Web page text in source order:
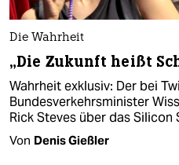
Die Wahrheit
„Die Zukunft heißt
Wahrheit exklusiv: Der bei
Bundesverkehrsminister
Rick Steves über das Silicon
Von Denis Gießler